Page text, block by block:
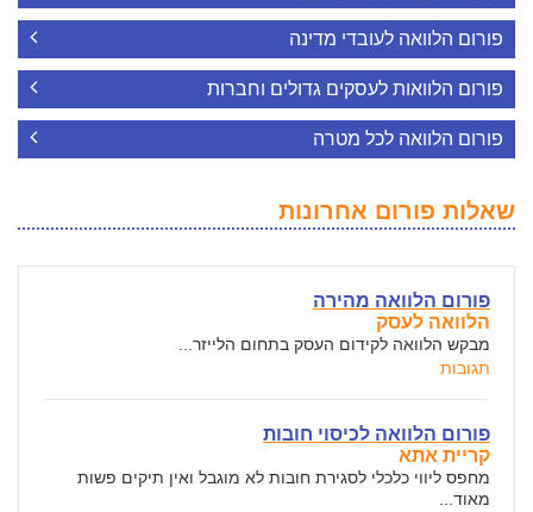
פורום הלוואה לעובדי מדינה
פורום הלוואות לעסקים גדולים וחברות
פורום הלוואה לכל מטרה
שאלות פורום אחרונות
פורום הלוואה מהירה
הלוואה לעסק
מבקש הלוואה לקידום העסק בתחום הלייזר...
תגובות
פורום הלוואה לכיסוי חובות
קריית אתא
מחפס ליווי כלכלי לסגירת חובות לא מוגבל ואין תיקים פשות
מאוד...